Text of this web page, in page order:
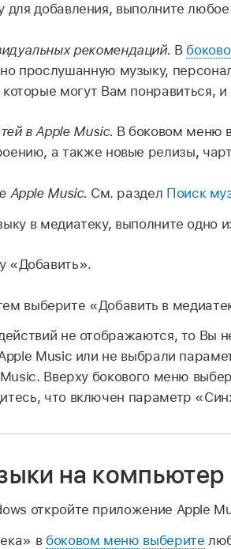
для добавления, выполните
рекомендаций. В
прослушанную музыку,
могут Вам понравиться, и
в Apple Music. В боковом меню
а также новые релизы,
Apple Music. См. раздел Поиск
в медиатеку, выполните одно
«Добавить».
выберите «Добавить в
не отображаются, то Вы
Music или не выбрали
Вверху бокового меню
что включен параметр
на компьютер
откройте приложение Apple
в боковом меню выберите